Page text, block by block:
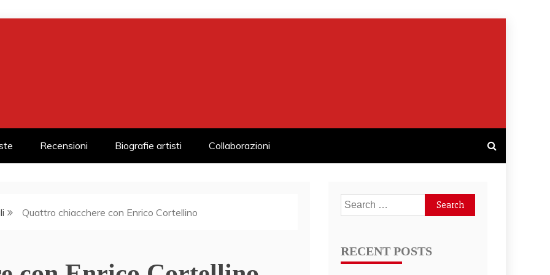
Recensioni Biografie artisti Collaborazioni
Quattro chiacchere con Enrico Cortellino
Search
for:
RECENT POSTS